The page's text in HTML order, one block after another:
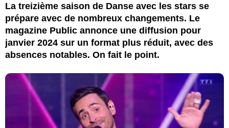
La treizième saison de Danse avec les stars se
prépare avec de nombreux changements. Le
magazine Public annonce une diffusion pour
janvier 2024 sur un format plus réduit, avec des
absences notables. On fait le point.